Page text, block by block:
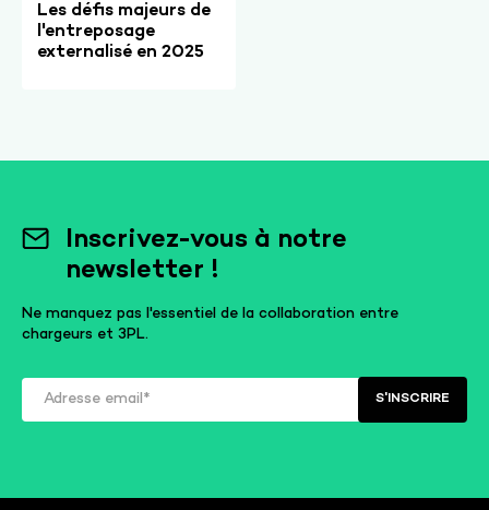
Les défis majeurs de
l'entreposage
externalisé en 2025
Inscrivez-vous à notre
newsletter !
Ne manquez pas l'essentiel de la collaboration entre
chargeurs et 3PL.